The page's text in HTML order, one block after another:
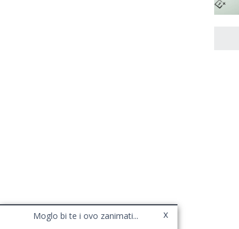
Moglo bi te i ovo zanimati... x